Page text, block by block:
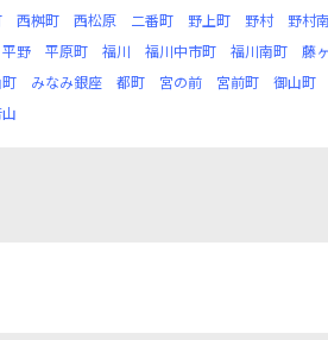
西桝町 西松原 二番町 野上町 野村 野村
平野 平原町 福川 福川中市町 福川南町 藤
みなみ銀座 都町 宮の前 宮前町 御山町